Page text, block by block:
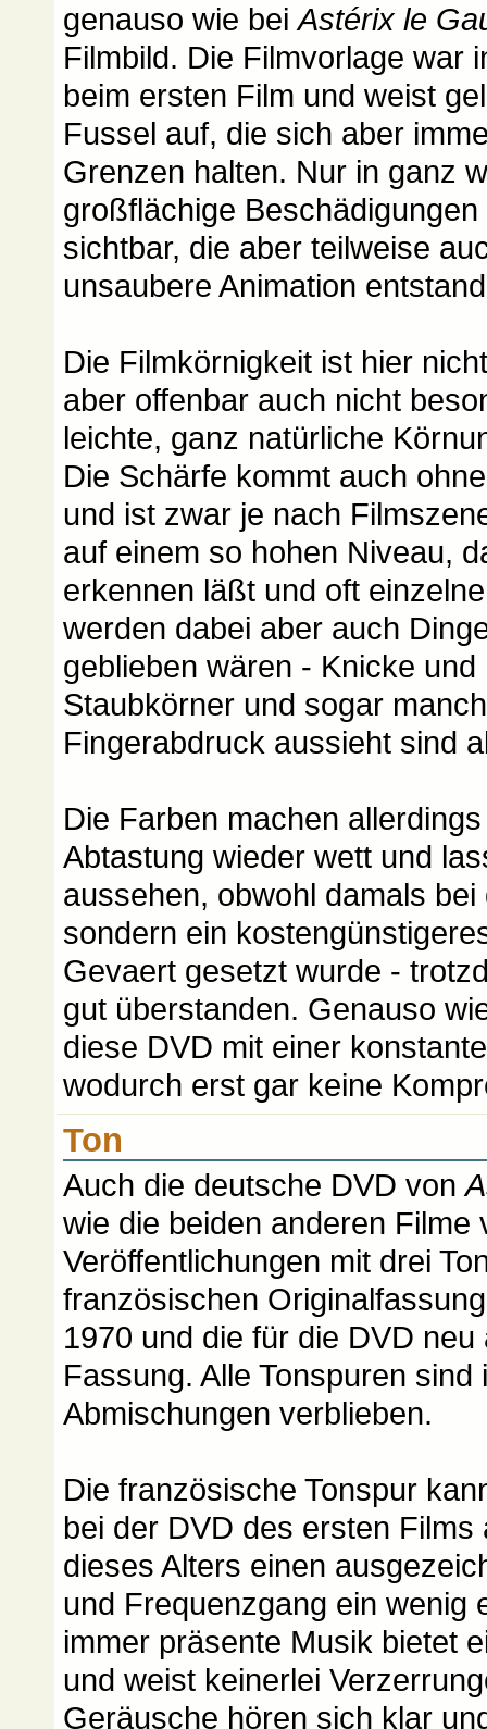
genauso wie beiAstérix le
Filmbild. Die Filmvorlage war
beim ersten Film und weist
Fussel auf, die sich aber
Grenzen halten. Nur in ganz
großflächige
sichtbar, die aber teilweise
unsaubere Animation
Die Filmkörnigkeit ist hier
aber offenbar auch nicht
leichte, ganz natürliche
Die Schärfe kommt auch
und ist zwar je nach
auf einem so hohen Niveau,
erkennen läßt und oft
werden dabei aber auch
geblieben wären - Knicke
Staubkörner und sogar
Fingerabdruck aussieht sind
Die Farben machen
Abtastung wieder wett und
aussehen, obwohl damals
sondern ein
Gevaert gesetzt wurde -
gut überstanden. Genauso
diese DVD mit einer
wodurch erst gar keine
Ton
Auch die deutsche DVD von
wie die beiden anderen
Veröffentlichungen mit drei
französischen
1970 und die für die DVD
Fassung. Alle Tonspuren
Abmischungen verblieben.
Die französische Tonspur
bei der DVD des ersten
dieses Alters einen
und Frequenzgang ein wenig
immer präsente Musik bietet
und weist keinerlei
Geräusche hören sich klar